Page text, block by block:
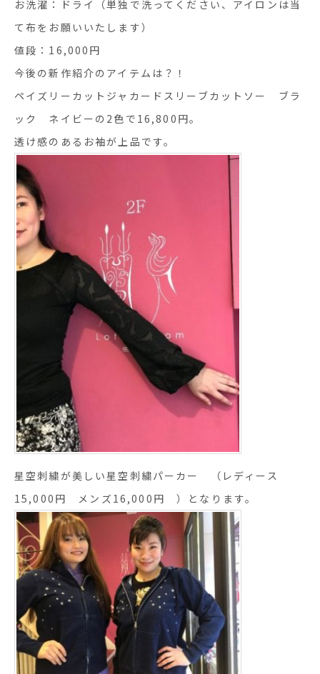
お洗濯：ドライ（単独で洗ってください、アイロンは当
て布をお願いいたします）
値段：16,000円
今後の新作紹介のアイテムは？！
ペイズリーカットジャカードスリーブカットソー ブラ
ック ネイビーの2色で16,800円。
透け感のあるお袖が上品です。
星空刺繍が美しい星空刺繍パーカー （レディース
15,000円 メンズ16,000円 ）となります。